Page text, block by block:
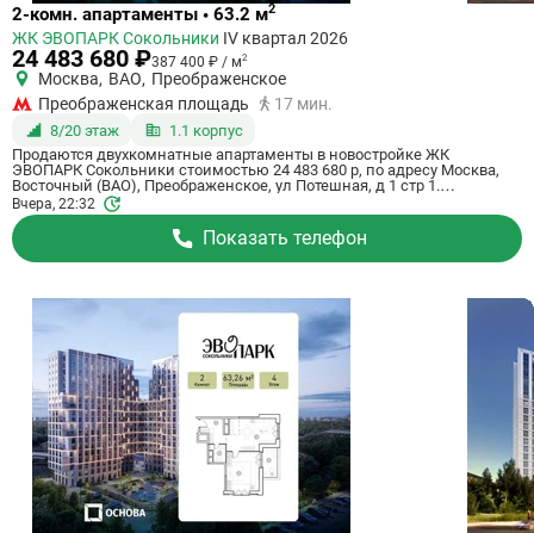
Ссылка
квартиру
2-комн. апартаменты • 63.2 м2
ЖК ЭВОПАРК Сокольники IV квартал 2026
24 483 680 ₽387 400 ₽ / м2
Москва, ВАО, Преображенское
Преображенская площадь
17 мин.
8/20 этаж
1.1 корпус
Продаются двухкомнатные апартаменты в новостройке ЖК
ЭВОПАРК Сокольники стоимостью 24 483 680 р, по адресу Москва,
Восточный (ВАО), Преображенское, ул Потешная, д 1 стр 1.
Застройщик дома Основа, ГК. Апартаменты сдаются в IV квартале
2026 года в 17 минутах пешком от станции метро Преображенская
площадь. Общая площадь апартаментов - 63.2 м². Этаж 8 из 20. ID
апартаментов на СтройкиРУ 696397, скажите его когда будете
звонить.
Вчера, 22:32
Показать телефон